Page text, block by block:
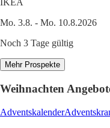
IKEA
Mo. 3.8. - Mo. 10.8.2026
Noch 3 Tage gültig
Mehr Prospekte
Weihnachten
Adventskalender